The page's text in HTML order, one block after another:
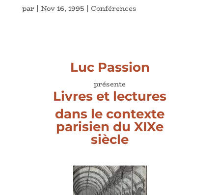
par | Nov 16, 1995 | Conférences
Luc Passion
présente
Livres et lectures
dans le contexte
parisien du XIXe
siècle